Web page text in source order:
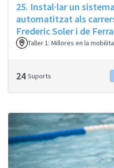
25. Instal·lar un
automatitzat als
Frederic Soler i de
Taller 1: Millores en la
24 Suports